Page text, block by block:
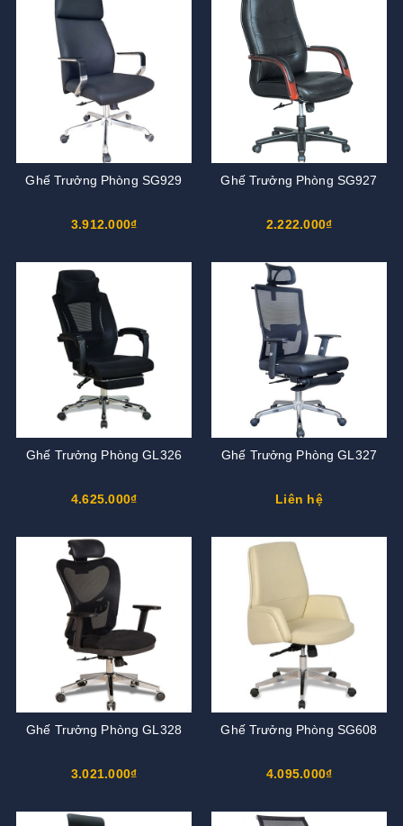
Ghế Trưởng Phòng SG929
3.912.000₫
Ghế Trưởng Phòng SG927
2.222.000₫
Ghế Trưởng Phòng GL326
4.625.000₫
Ghế Trưởng Phòng GL327
Liên hệ
Ghế Trưởng Phòng GL328
3.021.000₫
Ghế Trưởng Phòng SG608
4.095.000₫